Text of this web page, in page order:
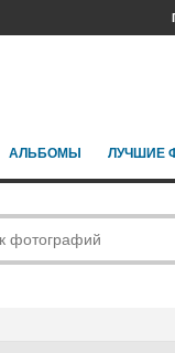
АЛЬБОМЫ ЛУЧШИЕ